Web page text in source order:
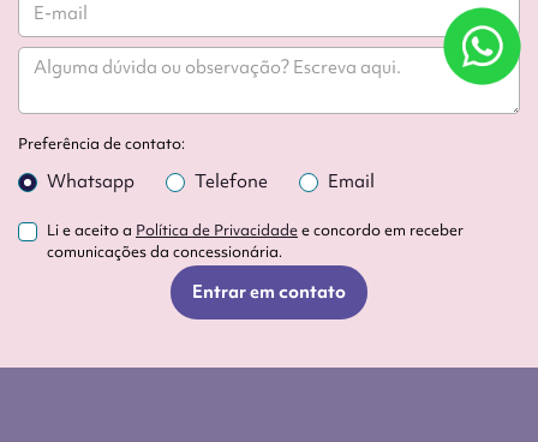
Preferência de contato:
Whatsapp Telefone Email
Li e aceito a Política de Privacidadee concordo em receber
comunicações da concessionária.
Entrar em contato